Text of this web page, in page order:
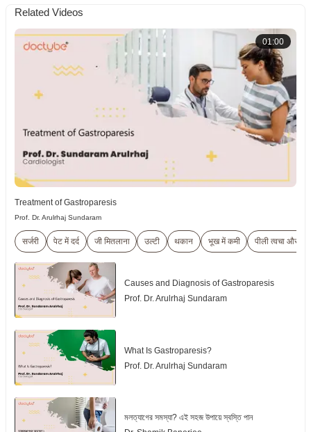
Related Videos
01:00
Treatment of Gastroparesis
Prof. Dr. Arulrhaj Sundaram
सर्जरी पेट में दर्द जी मितलाना उल्टी थकान भूख में कमी पीली त्वचा और
Causes and Diagnosis of Gastroparesis
Prof. Dr. Arulrhaj Sundaram
What Is Gastroparesis?
Prof. Dr. Arulrhaj Sundaram
মলত্যাগের সমস্যা? এই সহজ উপায়ে স্বস্তি পান